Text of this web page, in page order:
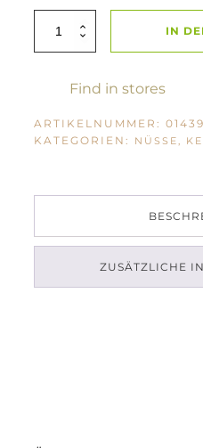
Cashewkerne
Menge
IN
Find in stores
ARTIKELNUMMER:01439
KATEGORIEN: NÜSSE,
ZUSÄTZLICHE